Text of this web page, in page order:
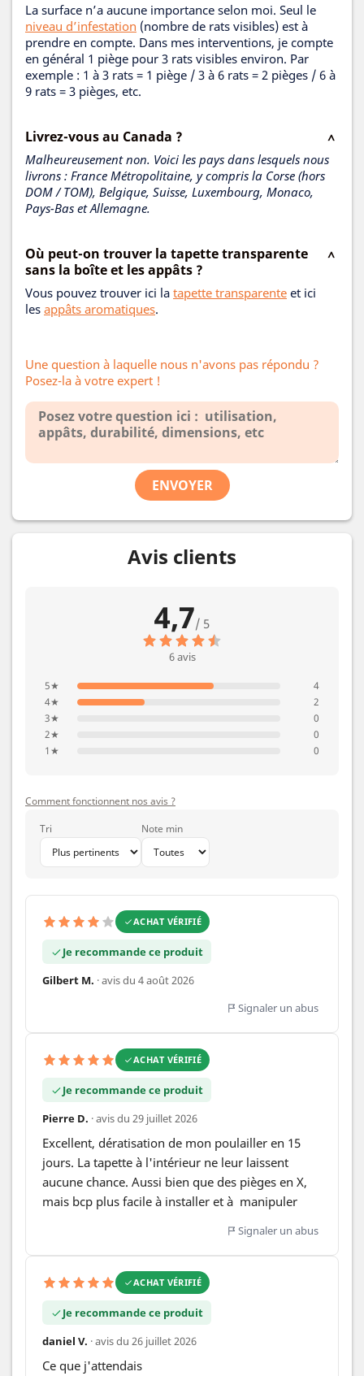
La surface n’a aucune importance selon moi. Seul le
niveau d’infestation (nombre de rats visibles) est à
prendre en compte. Dans mes interventions, je compte
en général 1 piège pour 3 rats visibles environ. Par
exemple : 1 à 3 rats = 1 piège / 3 à 6 rats = 2 pièges / 6 à
9 rats = 3 pièges, etc.
Livrez-vous au Canada ?
Malheureusement non. Voici les pays dans lesquels nous
livrons : France Métropolitaine, y compris la Corse (hors
DOM / TOM), Belgique, Suisse, Luxembourg, Monaco,
Pays-Bas et Allemagne.
Où peut-on trouver la tapette transparente
sans la boîte et les appâts ?
Vous pouvez trouver ici la tapette transparente et ici
les appâts aromatiques.
Une question à laquelle nous n'avons pas répondu ?
Posez-la à votre expert !
ENVOYER
Avis clients
4,7/ 5
6 avis
5★
4
4★
2
3★
0
2★
0
1★
0
Comment fonctionnent nos avis ?
Tri
Note min
ACHAT VÉRIFIÉ
Je recommande ce produit
Gilbert M. · avis du 4 août 2026
Signaler un abus
ACHAT VÉRIFIÉ
Je recommande ce produit
Pierre D. · avis du 29 juillet 2026
Excellent, dératisation de mon poulailler en 15
jours. La tapette à l'intérieur ne leur laissent
aucune chance. Aussi bien que des pièges en X,
mais bcp plus facile à installer et à  manipuler
Signaler un abus
ACHAT VÉRIFIÉ
Je recommande ce produit
daniel V. · avis du 26 juillet 2026
Ce que j'attendais